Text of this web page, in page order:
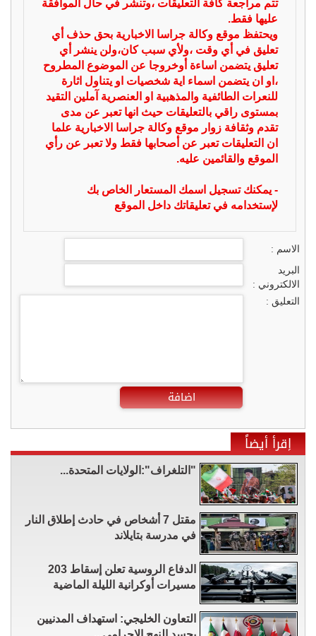
تتم مراجعة كافة التعليقات ،وتنشر في حال الموافقة
عليها فقط.
ويحتفظ موقع وكالة جراسا الاخبارية بحق حذف أي
تعليق في أي وقت ،ولأي سبب كان،ولن ينشر أي
تعليق يتضمن اساءة أوخروجا عن الموضوع المطروح
،او ان يتضمن اسماء اية شخصيات او يتناول اثارة
للنعرات الطائفية والمذهبية او العنصرية آملين التقيد
بمستوى راقي بالتعليقات حيث انها تعبر عن مدى
تقدم وثقافة زوار موقع وكالة جراسا الاخبارية علما
ان التعليقات تعبر عن أصحابها فقط ولا تعبر عن رأي
الموقع والقائمين عليه.
- يمكنك تسجيل اسمك المستعار الخاص بك
لإستخدامه في تعليقاتك داخل الموقع
الاسم :
البريد
الالكتروني :
التعليق :
اضافة
إقرأ أيضاً
"التلغراف":الولايات المتحدة...
مقتل 7 أشخاص في حادث إطلاق النار
في مدرسة بتايلاند
الدفاع الروسية تعلن إسقاط 203
مسيرات أوكرانية الليلة الماضية
التعاون الخليجي: استهداف المدنيين